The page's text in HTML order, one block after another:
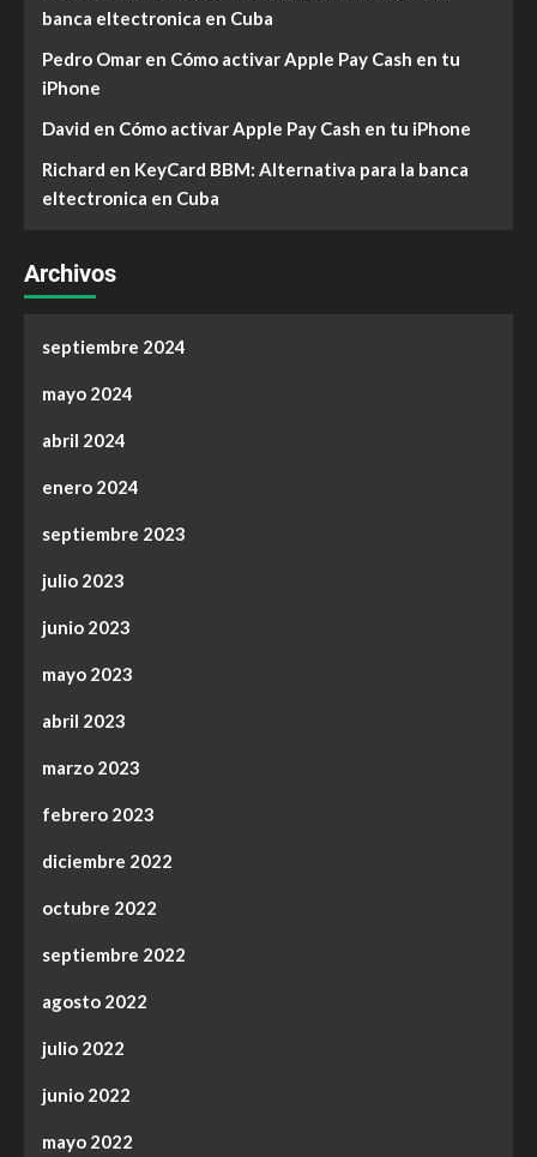
banca eltectronica en Cuba
Pedro Omar en Cómo activar Apple Pay Cash en tu
iPhone
David en Cómo activar Apple Pay Cash en tu iPhone
Richard en KeyCard BBM: Alternativa para la banca
eltectronica en Cuba
Archivos
septiembre 2024
mayo 2024
abril 2024
enero 2024
septiembre 2023
julio 2023
junio 2023
mayo 2023
abril 2023
marzo 2023
febrero 2023
diciembre 2022
octubre 2022
septiembre 2022
agosto 2022
julio 2022
junio 2022
mayo 2022